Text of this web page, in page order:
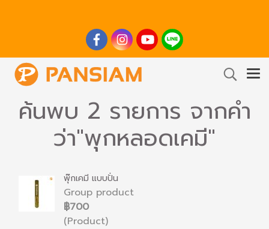
ค้นพบ 2 รายการ จากคำ
ว่า"พุกหลอดเคมี"
พุ๊กเคมี แบบปั่น
Group product
฿700
(Product)